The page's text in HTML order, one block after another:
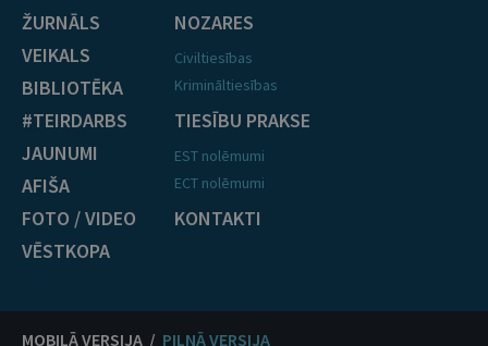
ŽURNĀLS
VEIKALS
BIBLIOTĒKA
#TEIRDARBS
JAUNUMI
AFIŠA
FOTO / VIDEO
VĒSTKOPA
NOZARES
Civiltiesības
Krimināltiesības
TIESĪBU PRAKSE
EST nolēmumi
ECT nolēmumi
KONTAKTI
MOBILĀ VERSIJA / PILNĀ VERSIJA